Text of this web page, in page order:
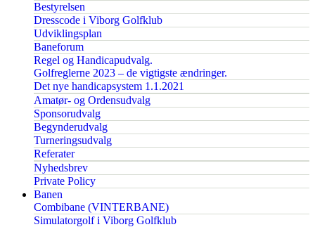
Bestyrelsen
Dresscode i Viborg Golfklub
Udviklingsplan
Baneforum
Regel og Handicapudvalg.
Golfreglerne 2023 – de vigtigste ændringer.
Det nye handicapsystem 1.1.2021
Amatør- og Ordensudvalg
Sponsorudvalg
Begynderudvalg
Turneringsudvalg
Referater
Nyhedsbrev
Private Policy
Banen
Combibane (VINTERBANE)
Simulatorgolf i Viborg Golfklub